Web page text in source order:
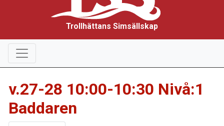
Trollhättans Simsällskap
v.27-28 10:00-10:30 Nivå:1
Baddaren